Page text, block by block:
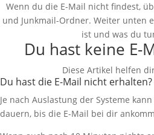
Wenn du die E-Mail nicht findest,
und Junkmail-Ordner. Weiter unten
ist und was du
Du hast keine E-
Diese Artikel helfen
Du hast die E-Mail nicht erhalten?
Je nach Auslastung der Systeme
dauern, bis die E-Mail bei dir